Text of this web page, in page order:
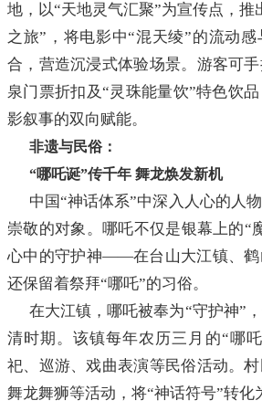
地，以“天地灵气汇聚”为宣传点，推
之旅”，将电影中“混天绫”的流动
合，营造沉浸式体验场景。游客可
泉门票折扣及“灵珠能量饮”特色饮
影叙事的双向赋能。
非遗与民俗：
“哪吒诞”传千年 舞龙焕发新机
中国“神话体系”中深入人心的人
崇敬的对象。哪吒不仅是银幕上的“
心中的守护神——在台山大江镇、鹤
还保留着祭拜“哪吒”的习俗。
在大江镇，哪吒被奉为“守护神”
清时期。该镇每年农历三月的“哪
祀、巡游、戏曲表演等民俗活动。村
舞龙舞狮等活动，将“神话符号”转化